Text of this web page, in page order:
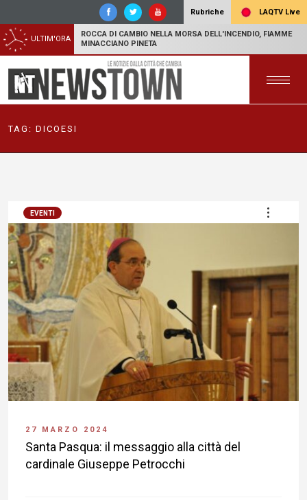
Rubriche LAQTV Live
ULTIM'ORA
ROCCA DI CAMBIO NELLA MORSA DELL'INCENDIO, FIAMME
MINACCIANO PINETA
TAG: DICOESI
EVENTI
27 MARZO 2024
Santa Pasqua: il messaggio alla città del
cardinale Giuseppe Petrocchi